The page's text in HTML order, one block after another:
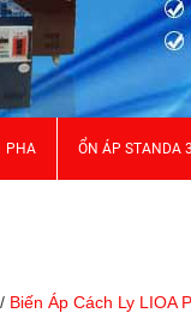
PHA ỔN ÁP STANDA
/ Biến Áp Cách Ly LIOA